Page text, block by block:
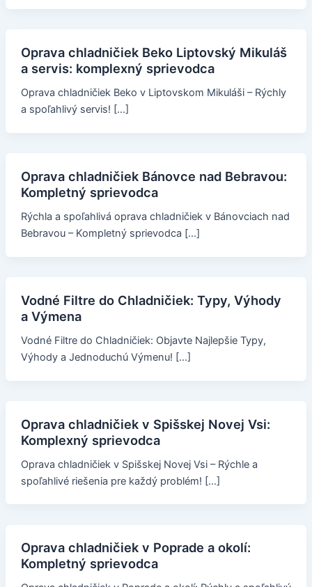
Oprava chladničiek Beko Liptovský Mikuláš
a servis: komplexný sprievodca
Oprava chladničiek Beko v Liptovskom Mikuláši – Rýchly
a spoľahlivý servis! […]
Oprava chladničiek Bánovce nad Bebravou:
Kompletný sprievodca
Rýchla a spoľahlivá oprava chladničiek v Bánovciach nad
Bebravou – Kompletný sprievodca […]
Vodné Filtre do Chladničiek: Typy, Výhody
a Výmena
Vodné Filtre do Chladničiek: Objavte Najlepšie Typy,
Výhody a Jednoduchú Výmenu! […]
Oprava chladničiek v Spišskej Novej Vsi:
Komplexný sprievodca
Oprava chladničiek v Spišskej Novej Vsi – Rýchle a
spoľahlivé riešenia pre každý problém! […]
Oprava chladničiek v Poprade a okolí:
Kompletný sprievodca